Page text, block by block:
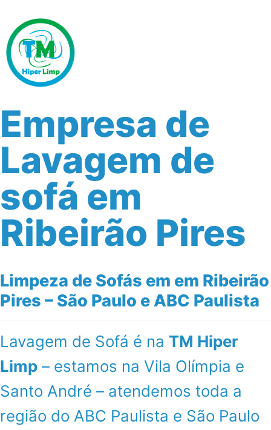
Empresa de
Lavagem de
sofá em
Ribeirão Pires
Limpeza de Sofás em em Ribeirão
Pires – São Paulo e ABC Paulista
Lavagem de Sofá é na TM Hiper
Limp – estamos na Vila Olímpia e
Santo André – atendemos toda a
região do ABC Paulista e São Paulo